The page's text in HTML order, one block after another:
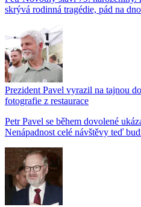
skrývá rodinná tragédie, pád na
Prezident Pavel vyrazil na tajnou
fotografie z restaurace
Petr Pavel se během dovolené
Nenápadnost celé návštěvy teď